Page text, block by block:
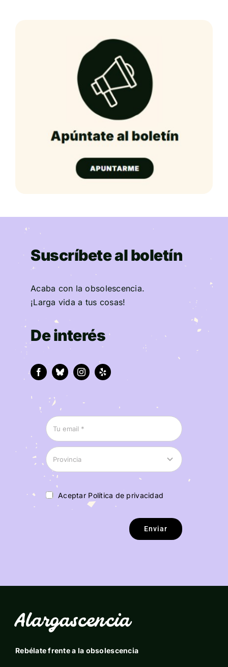
Suscríbete al boletín
Acaba con la obsolescencia.
¡Larga vida a tus cosas!
De interés
Aceptar Política de privacidad
Enviar
Alargascencia
Rebélate frente a la obsolescencia